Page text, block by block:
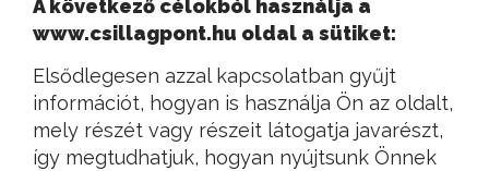
A következő célokból használja a
www.csillagpont.hu oldal a sütiket:
Elsődlegesen azzal kapcsolatban gyűjt
információt, hogyan is használja Ön az oldalt,
mely részét vagy részeit látogatja javarészt,
így megtudhatjuk, hogyan nyújtsunk Önnek